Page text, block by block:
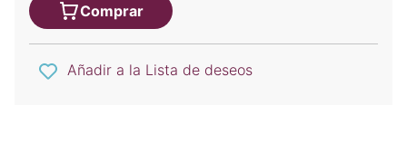
Comprar
Añadir a la Lista de deseos